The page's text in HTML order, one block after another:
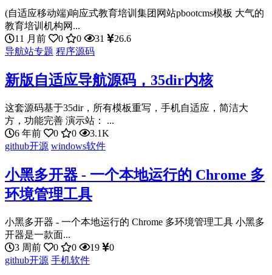
(自适应移动端)响应式教育培训集团网站pbootcms模板 大气的
教育培训机构网...
11 月前
0 0 31
26.6
导航站专题 程序源码
新版自适应导航源码，35dir内核
这套源码基于35dir，所有模板重写，手机自适应，简洁大
方，功能完善 演示站： ...
6 年前
0 0
3.1K
github开源 windows软件
小黑多开器 - 一个本地运行的 Chrome 多
环境管理工具
小黑多开器 - 一个本地运行的 Chrome 多环境管理工具 小黑多
开器是一款面...
3 周前
0 0 19
0
github开源 手机软件